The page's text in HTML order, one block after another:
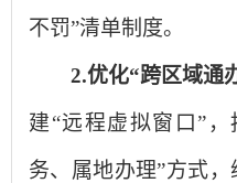
不罚”清单制度。
2.优化“跨区域通
建“远程虚拟窗口”
务、属地办理”方式，